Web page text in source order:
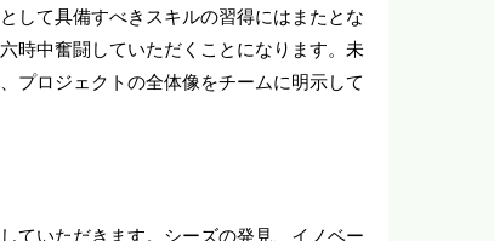
して具備すべきスキルの習得にはまたとな
時中奮闘していただくことになります。未
プロジェクトの全体像をチームに明示して
ていただきます。シーズの発見、イノベー